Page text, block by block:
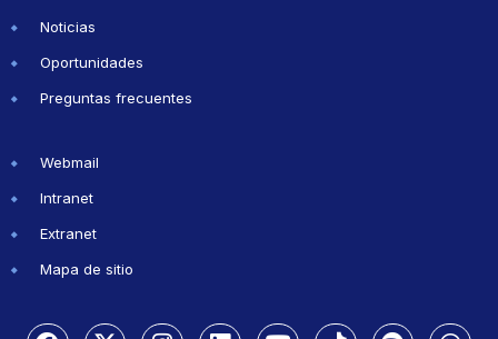
Noticias
Oportunidades
Preguntas frecuentes
Webmail
Intranet
Extranet
Mapa de sitio